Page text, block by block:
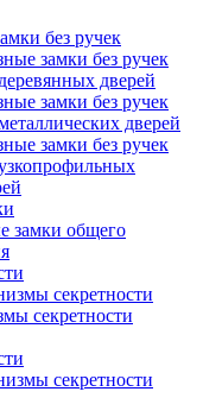
без ручек
замки без ручек
дверей
замки без ручек
дверей
замки без ручек
замки общего
секретности
секретности
секретности